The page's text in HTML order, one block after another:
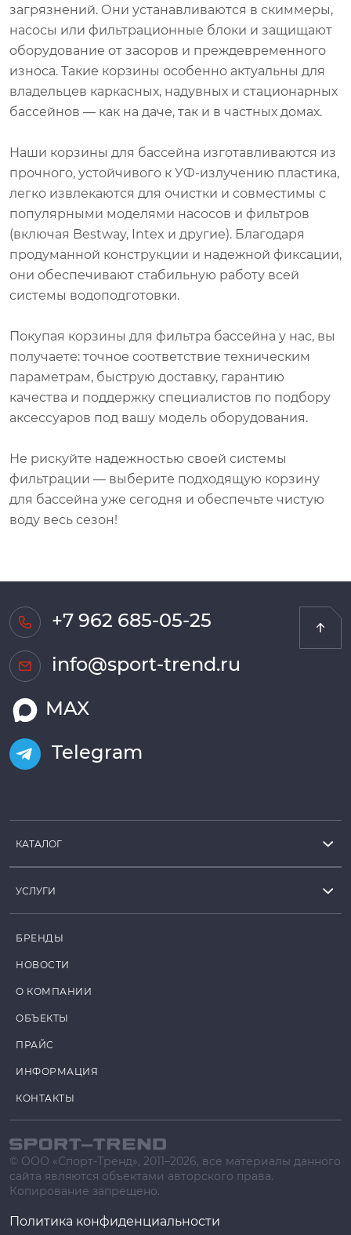
загрязнений. Они устанавливаются в скиммеры,
насосы или фильтрационные блоки и защищают
оборудование от засоров и преждевременного
износа. Такие корзины особенно актуальны для
владельцев каркасных, надувных и стационарных
бассейнов — как на даче, так и в частных домах.
Наши корзины для бассейна изготавливаются из
прочного, устойчивого к УФ-излучению пластика,
легко извлекаются для очистки и совместимы с
популярными моделями насосов и фильтров
(включая Bestway, Intex и другие). Благодаря
продуманной конструкции и надежной фиксации,
они обеспечивают стабильную работу всей
системы водоподготовки.
Покупая корзины для фильтра бассейна у нас, вы
получаете: точное соответствие техническим
параметрам, быструю доставку, гарантию
качества и поддержку специалистов по подбору
аксессуаров под вашу модель оборудования.
Не рискуйте надежностью своей системы
фильтрации — выберите подходящую корзину
для бассейна уже сегодня и обеспечьте чистую
воду весь сезон!
+7 962 685-05-25
info@sport-trend.ru
MAX
Telegram
КАТАЛОГ
УСЛУГИ
БРЕНДЫ
НОВОСТИ
О КОМПАНИИ
ОБЪЕКТЫ
ПРАЙС
ИНФОРМАЦИЯ
КОНТАКТЫ
© ООО «Спорт-Тренд», 2011–2026, все материалы данного
сайта являются объектами авторского права.
Копирование запрещено.
Политика конфиденциальности